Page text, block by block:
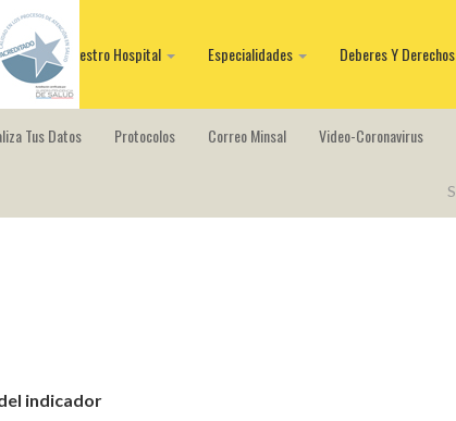
Nuestro Hospital Especialidades Deberes Y Derechos
Tus Datos Protocolos Correo Minsal Video-Coronavirus
indicador